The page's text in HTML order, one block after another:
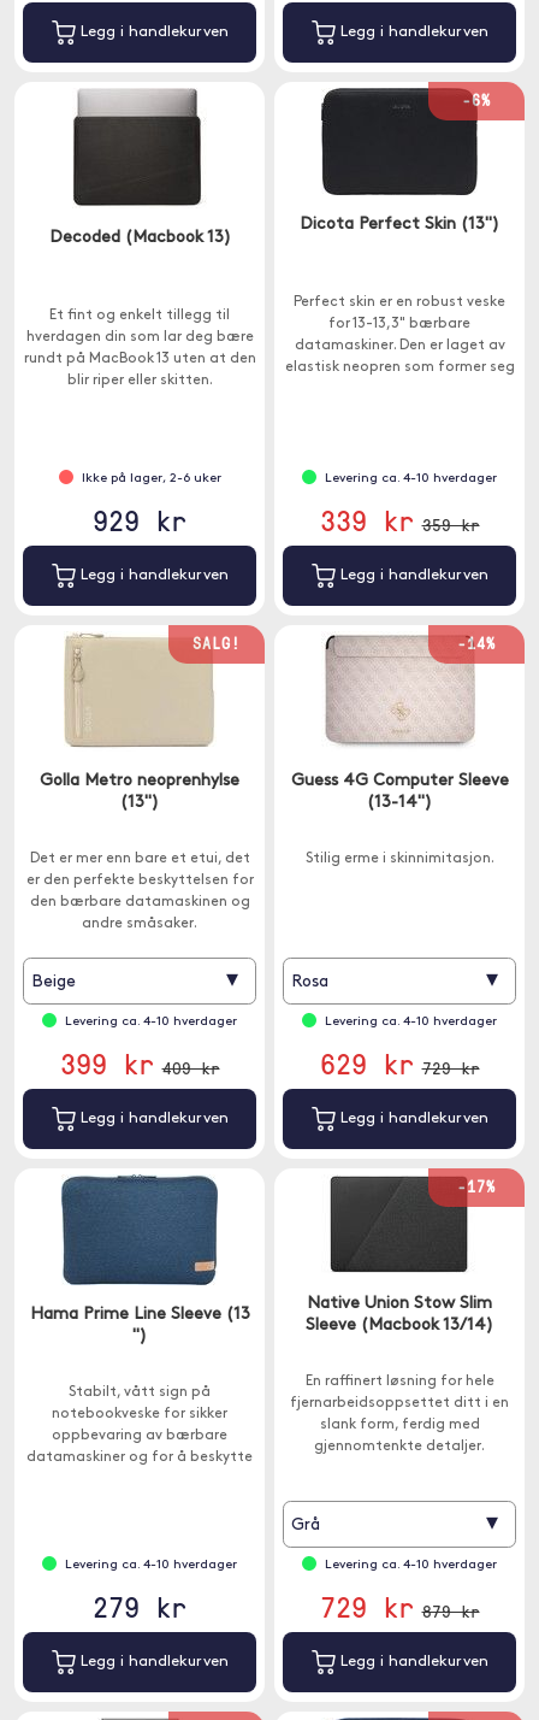
Legg i handlekurven Legg i handlekurven
Decoded (Macbook 13)
Et fint og enkelt tillegg til
hverdagen din som lar deg bære
rundt på MacBook 13 uten at den
blir riper eller skitten.
Ikke på lager, 2-6 uker
929 kr
Legg i handlekurven
-6%
Dicota Perfect Skin (13")
Perfect skin er en robust veske
for 13-13,3" bærbare
datamaskiner. Den er laget av
elastisk neopren som former seg
Levering ca. 4-10 hverdager
339 kr 359 kr
Legg i handlekurven
SALG!
Golla Metro neoprenhylse
(13")
Det er mer enn bare et etui, det
er den perfekte beskyttelsen for
den bærbare datamaskinen og
andre småsaker.
Beige ▾
Levering ca. 4-10 hverdager
399 kr 409 kr
Legg i handlekurven
-14%
Guess 4G Computer Sleeve
(13-14")
Stilig erme i skinnimitasjon.
Rosa ▾
Levering ca. 4-10 hverdager
629 kr 729 kr
Legg i handlekurven
Hama Prime Line Sleeve (13
")
Stabilt, vått sign på
notebookveske for sikker
oppbevaring av bærbare
datamaskiner og for å beskytte
Levering ca. 4-10 hverdager
279 kr
Legg i handlekurven
-17%
Native Union Stow Slim
Sleeve (Macbook 13/14)
En raffinert løsning for hele
fjernarbeidsoppsettet ditt i en
slank form, ferdig med
gjennomtenkte detaljer.
Grå ▾
Levering ca. 4-10 hverdager
729 kr 879 kr
Legg i handlekurven